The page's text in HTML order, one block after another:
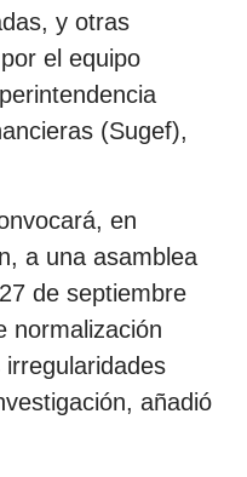
y otras
el equipo
(Sugef),
en
a una asamblea
de septiembre
normalización
añadió